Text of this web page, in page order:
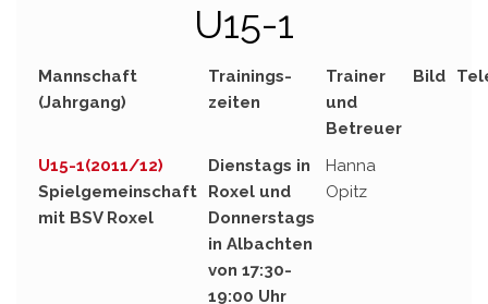
U15-1
Mannschaft
(Jahrgang)
Trainings-
zeiten
Trainer
und
Betreuer
Bild
U15-1(2011/12)
Spielgemeinschaft
mit BSV Roxel
Dienstags in
Roxel und
Donnerstags
in Albachten
von 17:30-
19:00 Uhr
Hanna
Opitz